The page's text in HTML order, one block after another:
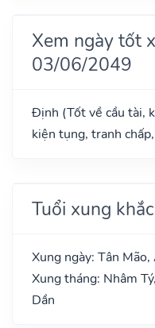
Xem ngày tốt
03/06/2049
Định (Tốt về cầu tài,
kiện tụng, tranh
Tuổi xung
Xung ngày: Tân
Xung tháng: Nhâm
Dần